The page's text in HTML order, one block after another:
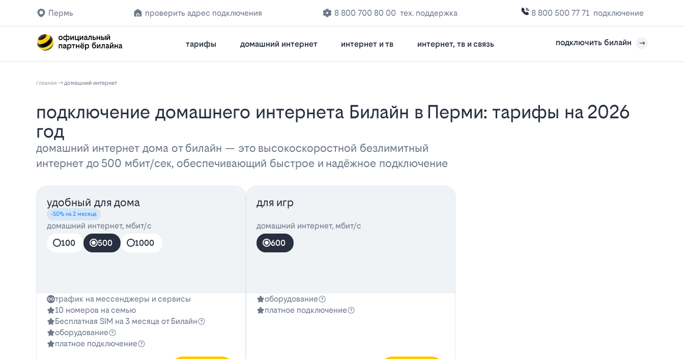
Пермь проверить адрес подключения 8 800 700 80 00 тех. поддержка 8 800 500 77 71 подключение
тарифы домашний интернет интернет и тв интернет, тв и связь подключить билайн
главная домашний интернет
Подключение домашнего интернета Билайн в Перми: тарифы на 2026
год
домашний интернет дома от билайн — это высокоскоростной безлимитный
интернет до 500 мбит/сек, обеспечивающий быстрое и надёжное подключение
удобный для дома
-50% на 2 месяца
домашний интернет, мбит/с
100
500 1000
трафик на мессенджеры и сервисы
10 номеров на семью
Бесплатная SIM на 3 месяца от Билайн
оборудование
платное подключение
для игр
домашний интернет, мбит/с
600
оборудование
платное подключение